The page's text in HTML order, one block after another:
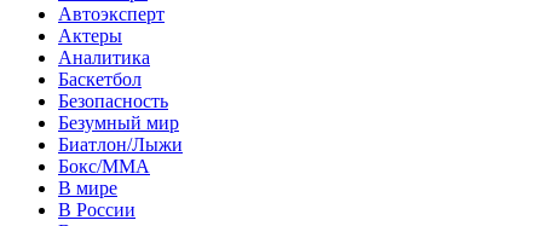
Автоэксперт
Актеры
Аналитика
Баскетбол
Безопасность
Безумный мир
Биатлон/Лыжи
Бокс/MMA
В мире
В России